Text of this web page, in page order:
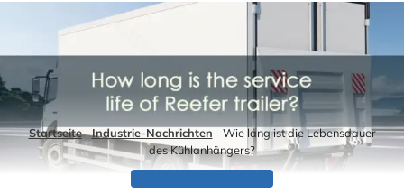
Startseite-Industrie-Nachrichten-Wie lang ist die Lebensdauer
des Kühlanhängers?